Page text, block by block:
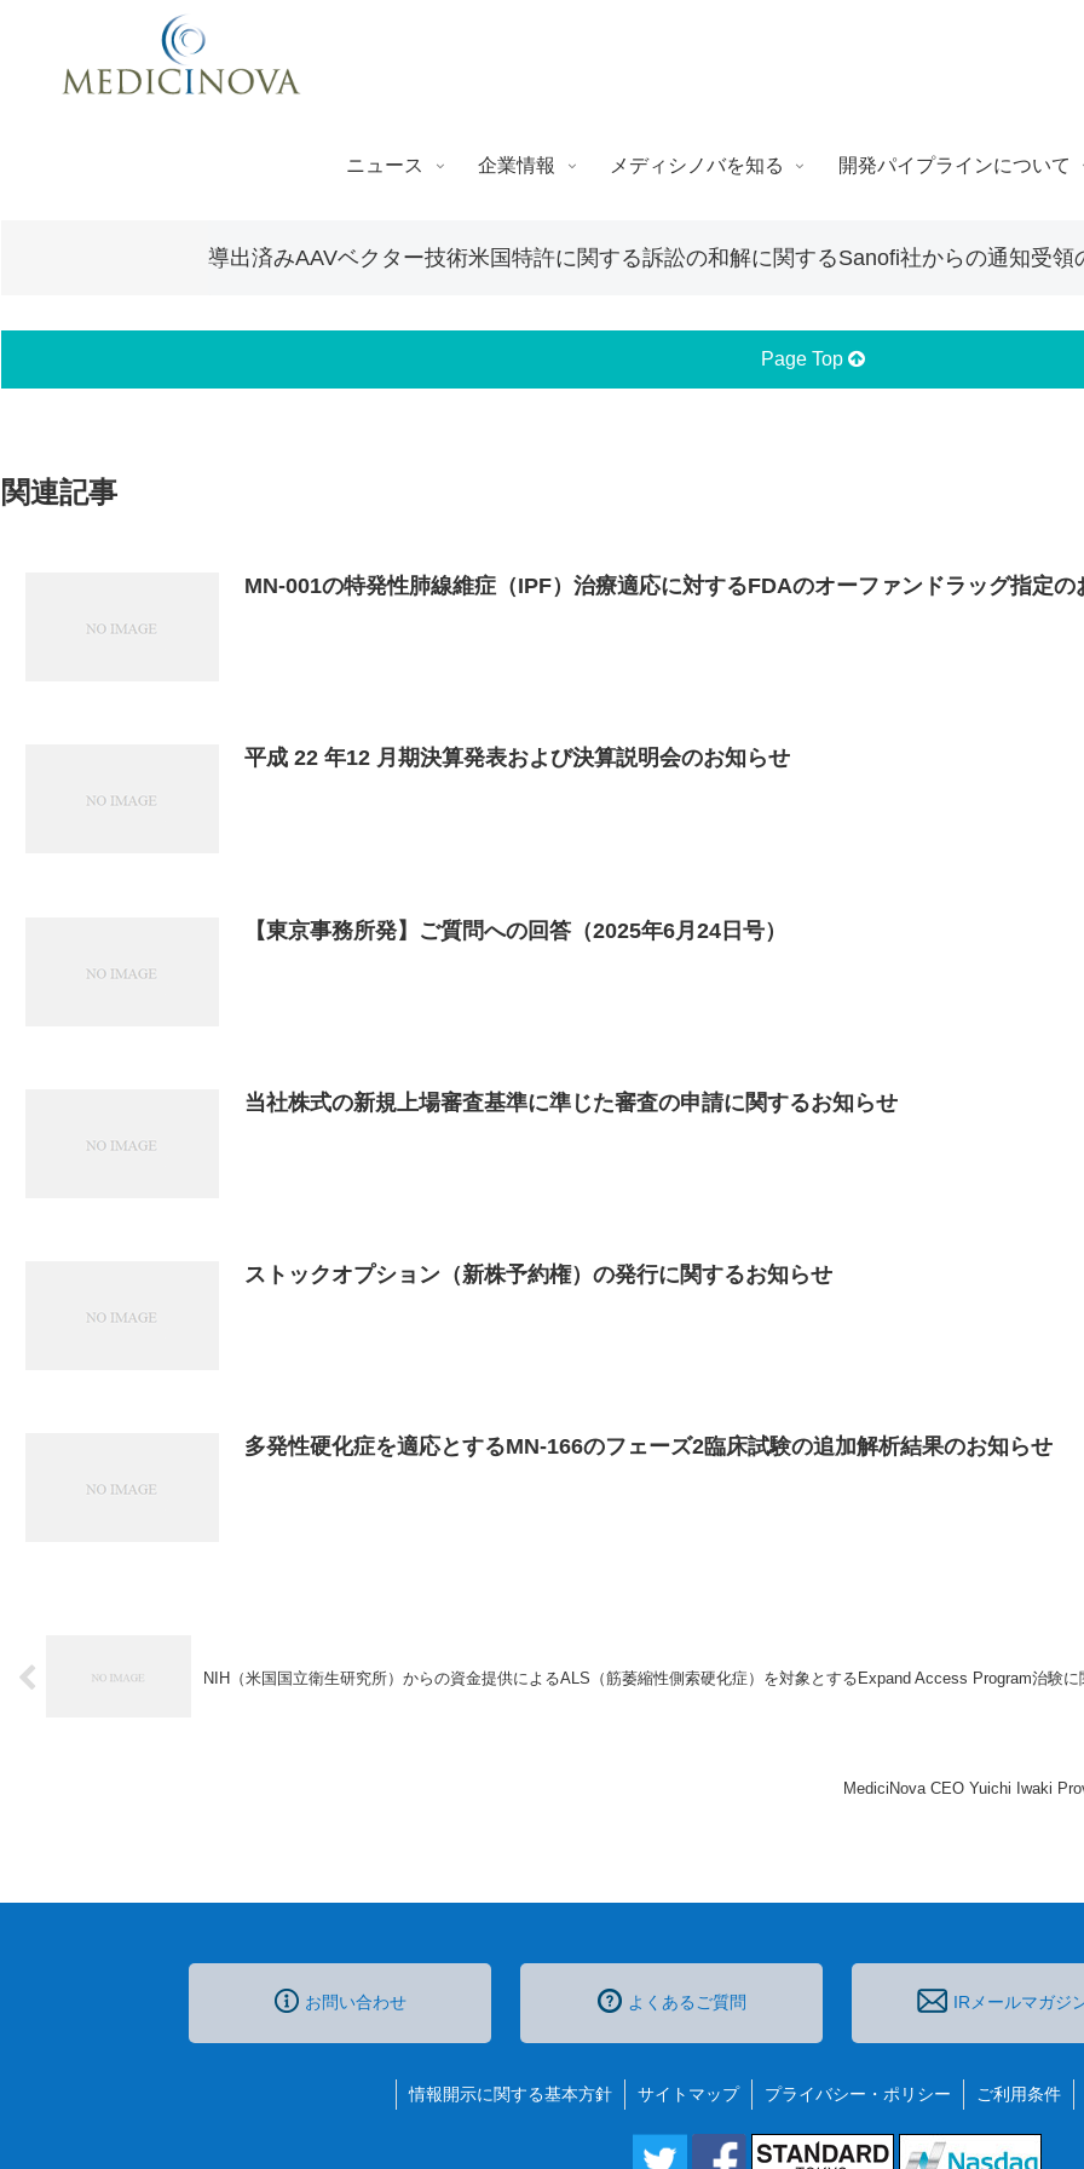
ニュース 企業情報 メディシノバを知る 開発パイプラインについて
導出済みAAVベクター技術米国特許に関する訴訟の和解に関するSanofi社からの通知受領
Page Top
関連記事
MN-001の特発性肺線維症（IPF）治療適応に対するFDAのオーファンドラッグ指定の
平成 22 年12 月期決算発表および決算説明会のお知らせ
【東京事務所発】ご質問への回答（2025年6月24日号）
当社株式の新規上場審査基準に準じた審査の申請に関するお知らせ
ストックオプション（新株予約権）の発行に関するお知らせ
多発性硬化症を適応とするMN-166のフェーズ2臨床試験の追加解析結果のお知らせ
NIH（米国国立衛生研究所）からの資金提供によるALS（筋萎縮性側索硬化症）を対象とするExpand Access Program治験
MediciNova CEO Yuichi Iwaki
お問い合わせ よくあるご質問 IRメールマガジ
情報開示に関する基本方針 サイトマップ プライバシー・ポリシー ご利用条件